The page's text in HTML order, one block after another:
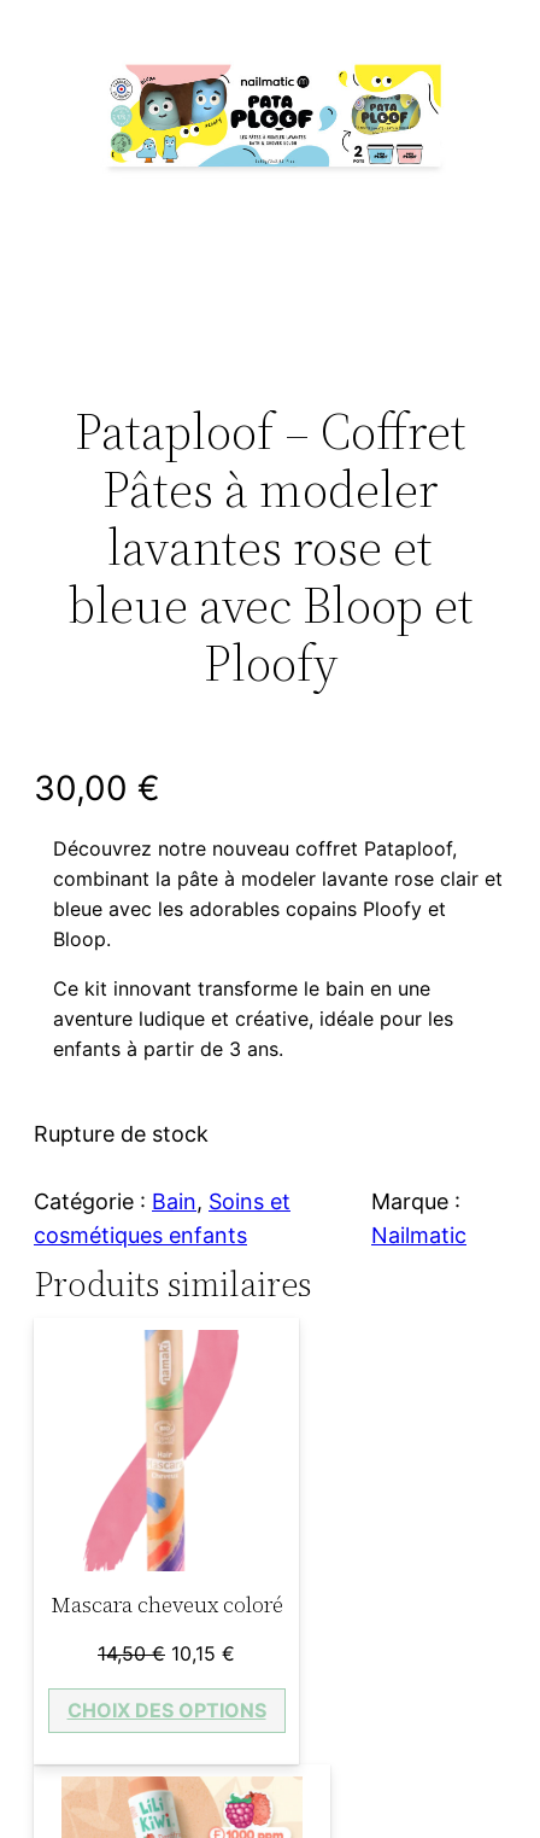
Pataploof – Coffret
Pâtes à modeler
lavantes rose et
bleue avec Bloop et
Ploofy
30,00 €
Découvrez notre nouveau coffret Pataploof,
combinant la pâte à modeler lavante rose clair et
bleue avec les adorables copains Ploofy et
Bloop.
Ce kit innovant transforme le bain en une
aventure ludique et créative, idéale pour les
enfants à partir de 3 ans.
Rupture de stock
Catégorie : Bain, Soins et
cosmétiques enfants
Marque :
Nailmatic
Produits similaires
Mascara cheveux coloré
14,50€ Le
prix
initial
14,50 €.
10,15 €
prix
actuel
10,15 €.
CHOIX DES OPTIONS